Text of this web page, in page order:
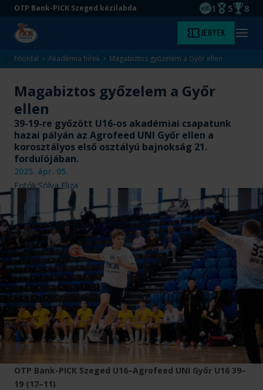
Ugrás
tartalomra
Ugrás
aljára
OTP Bank-PICK Szeged kézilabda
EHF
1
Magyar
5 8
Kezdőlap Jegyek Menü
Főoldal Akadémia hírek Magabiztos győzelem a Győr ellen
Magabiztos győzelem a Győr
ellen
39-19-re győzött U16-os akadémiai csapatunk
hazai pályán az Agrofeed UNI Győr ellen a
korosztályos első osztályú bajnokság 21.
fordulójában.
2025. ápr. 05.
Fotók:Sólya Eliza
OTP Bank-PICK Szeged U16–Agrofeed UNI Győr U16 39–
19 (17–11)